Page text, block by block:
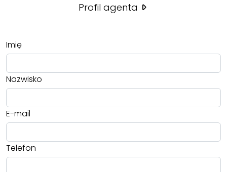
Profil agenta
Imię
Nazwisko
E-mail
Telefon